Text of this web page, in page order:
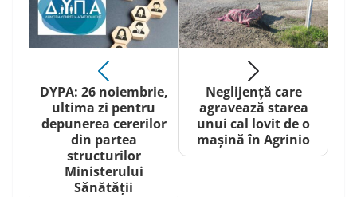
DYPA: 26 noiembrie,
ultima zi pentru
depunerea cererilor
din partea
structurilor
Ministerului
Sănătății
Neglijență care
agravează starea
unui cal lovit de o
mașină în Agrinio